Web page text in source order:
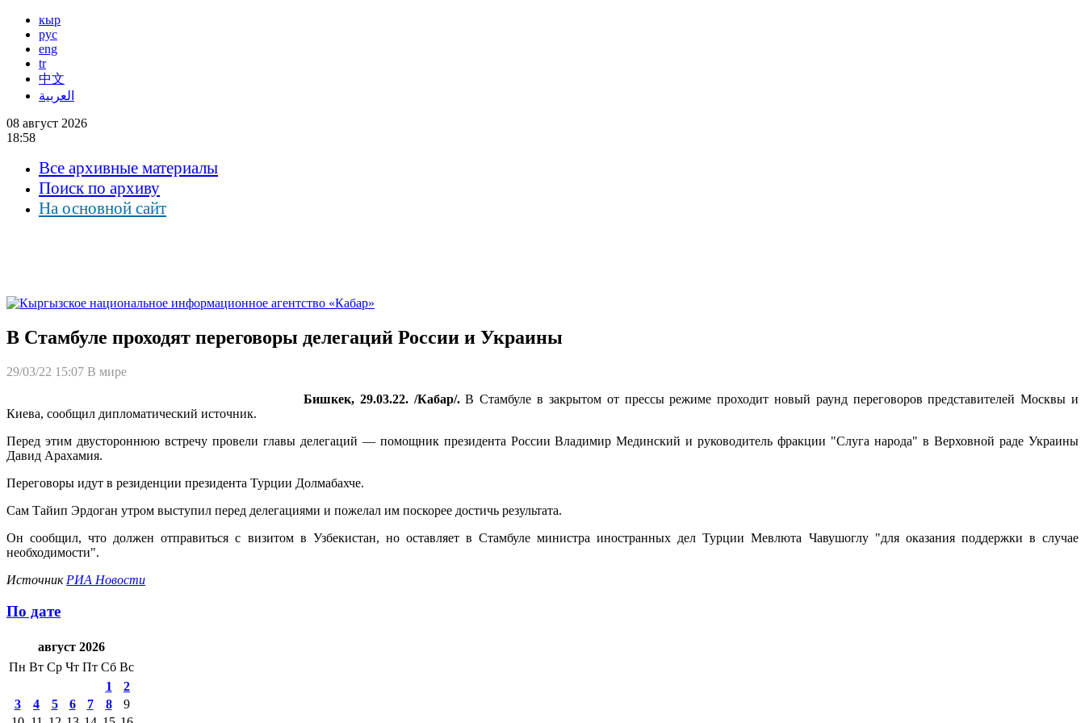
кыр
рус
eng
tr
中文
العربية
08 август 2026
18:58
Все архивные материалы
Поиск по архиву
На основной сайт
В Стамбуле проходят переговоры делегаций России и Украины
29/03/22 15:07 В мире
Бишкек, 29.03.22. /Кабар/.В Стамбуле в закрытом от прессы режиме проходит новый раунд переговоров представителей Москвы и
Киева, сообщил дипломатический источник.
Перед этим двустороннюю встречу провели главы делегаций — помощник президента России Владимир Мединский и руководитель фракции "Слуга народа" в Верховной раде Украины
Давид Арахамия.
Переговоры идут в резиденции президента Турции Долмабахче.
Сам Тайип Эрдоган утром выступил перед делегациями и пожелал им поскорее достичь результата.
Он сообщил, что должен отправиться с визитом в Узбекистан, но оставляет в Стамбуле министра иностранных дел Турции Мевлюта Чавушоглу "для оказания поддержки в случае
необходимости".
Источник РИА Новости
По дате
август 2026
Пн Вт Ср Чт Пт Сб Вс
1
2
3
4 5 6 7 8
9